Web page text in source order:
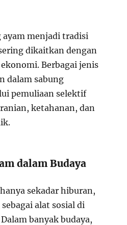
ayam menjadi tradisi
dikaitkan dengan
Berbagai jenis
dalam sabung
pemuliaan selektif
ketahanan, dan
dalam Budaya
sekadar hiburan,
alat sosial di
banyak budaya,